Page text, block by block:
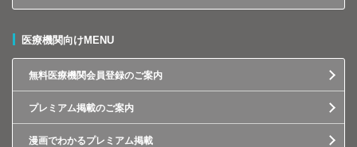
医療機関向けMENU
無料医療機関会員登録のご案内
プレミアム掲載のご案内
漫画でわかるプレミアム掲載